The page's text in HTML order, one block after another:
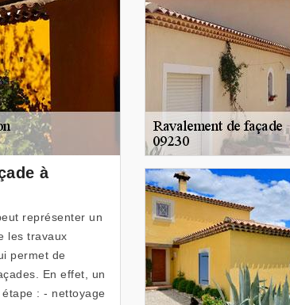
à
représenter un
les travaux
permet de
En effet, un
: - nettoyage